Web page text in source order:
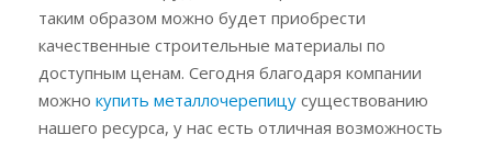
таким образом можно будет приобрести
качественные строительные материалы по
доступным ценам. Сегодня благодаря компании
можно купить металлочерепицу существованию
нашего ресурса, у нас есть отличная возможность